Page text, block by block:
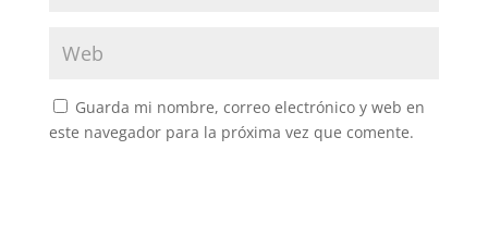
Guarda mi nombre, correo electrónico y web en
este navegador para la próxima vez que comente.